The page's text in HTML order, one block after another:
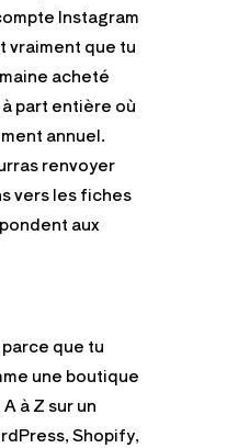
Instagram
vraiment que tu
acheté
part entière où
annuel.
renvoyer
vers les fiches
aux
que tu
une boutique
à Z sur un
Shopify,